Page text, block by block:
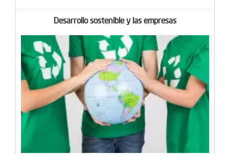
Desarrollo sostenible y las empresas